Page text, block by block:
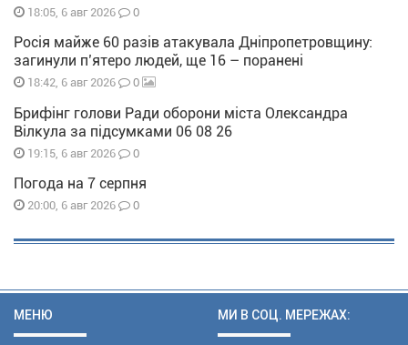
18:05, 6 авг 2026 0
Росія майже 60 разів атакувала Дніпропетровщину:
загинули п’ятеро людей, ще 16 – поранені
18:42, 6 авг 2026 0
Брифінг голови Ради оборони міста Олександра
Вілкула за підсумками 06 08 26
19:15, 6 авг 2026 0
Погода на 7 серпня
20:00, 6 авг 2026 0
МЕНЮ МИ В СОЦ. МЕРЕЖАХ: